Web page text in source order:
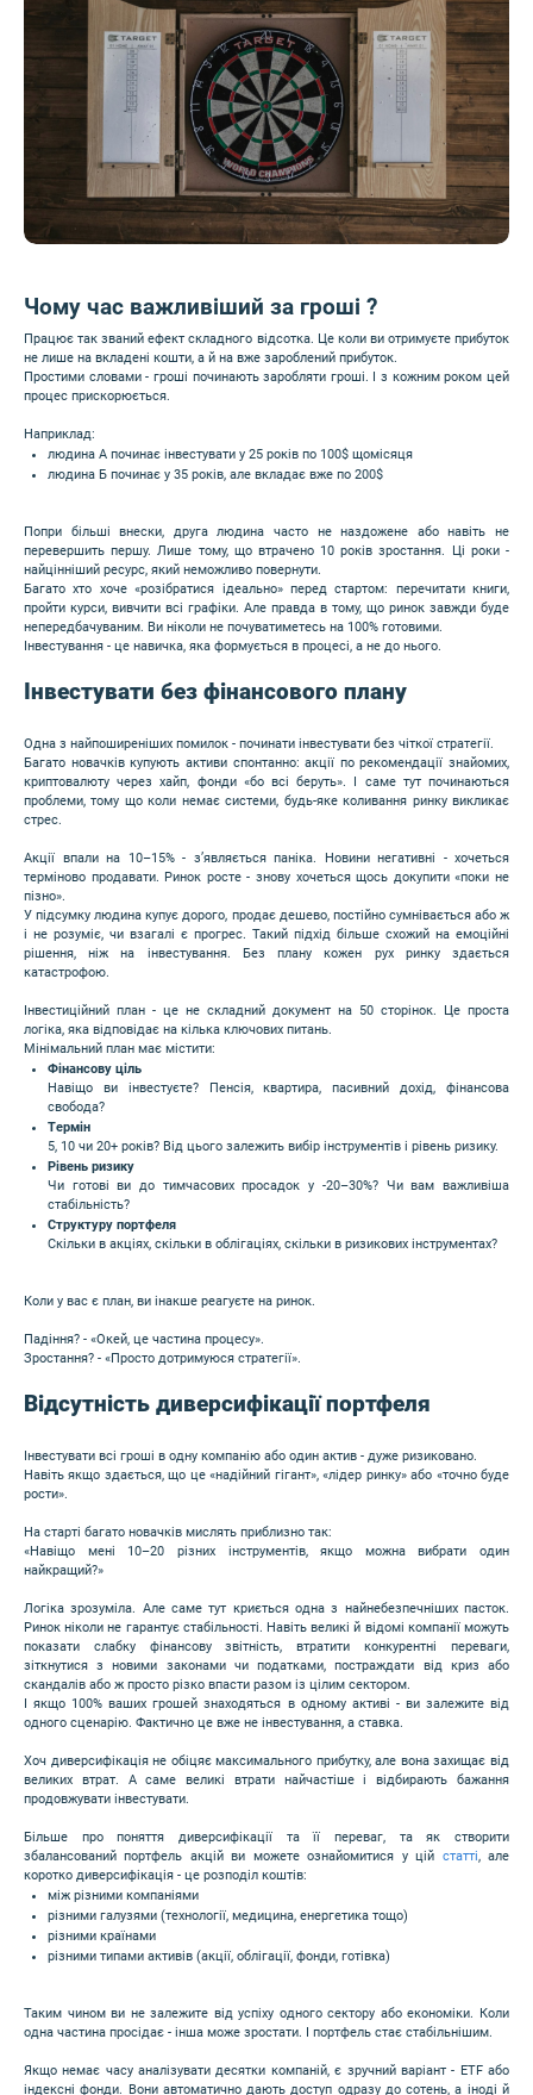
Чому час важливіший за гроші ?
Працює так званий ефект складного відсотка. Це коли ви отримуєте прибуток
не лише на вкладені кошти, а й на вже зароблений прибуток.
Простими словами - гроші починають заробляти гроші. І з кожним роком цей
процес прискорюється.
Наприклад:
людина А починає інвестувати у 25 років по 100$ щомісяця
людина Б починає у 35 років, але вкладає вже по 200$
Попри більші внески, друга людина часто не наздожене або навіть не
перевершить першу. Лише тому, що втрачено 10 років зростання. Ці роки -
найцінніший ресурс, який неможливо повернути.
Багато хто хоче «розібратися ідеально» перед стартом: перечитати книги,
пройти курси, вивчити всі графіки. Але правда в тому, що ринок завжди буде
непередбачуваним. Ви ніколи не почуватиметесь на 100% готовими.
Інвестування - це навичка, яка формується в процесі, а не до нього.
Інвестувати без фінансового плану
Одна з найпоширеніших помилок - починати інвестувати без чіткої стратегії.
Багато новачків купують активи спонтанно: акції по рекомендації знайомих,
криптовалюту через хайп, фонди «бо всі беруть». І саме тут починаються
проблеми, тому що коли немає системи, будь-яке коливання ринку викликає
стрес.
Акції впали на 10–15% - з’являється паніка. Новини негативні - хочеться
терміново продавати. Ринок росте - знову хочеться щось докупити «поки не
пізно».
У підсумку людина купує дорого, продає дешево, постійно сумнівається або ж
і не розуміє, чи взагалі є прогрес. Такий підхід більше схожий на емоційні
рішення, ніж на інвестування. Без плану кожен рух ринку здається
катастрофою.
Інвестиційний план - це не складний документ на 50 сторінок. Це проста
логіка, яка відповідає на кілька ключових питань.
Мінімальний план має містити:
Фінансову ціль
Навіщо ви інвестуєте? Пенсія, квартира, пасивний дохід, фінансова
свобода?
Термін
5, 10 чи 20+ років? Від цього залежить вибір інструментів і рівень ризику.
Рівень ризику
Чи готові ви до тимчасових просадок у -20–30%? Чи вам важливіша
стабільність?
Структуру портфеля
Скільки в акціях, скільки в облігаціях, скільки в ризикових інструментах?
Коли у вас є план, ви інакше реагуєте на ринок.
Падіння? - «Окей, це частина процесу».
Зростання? - «Просто дотримуюся стратегії».
Відсутність диверсифікації портфеля
Інвестувати всі гроші в одну компанію або один актив - дуже ризиковано.
Навіть якщо здається, що це «надійний гігант», «лідер ринку» або «точно буде
рости».
На старті багато новачків мислять приблизно так:
«Навіщо мені 10–20 різних інструментів, якщо можна вибрати один
найкращий?»
Логіка зрозуміла. Але саме тут криється одна з найнебезпечніших пасток.
Ринок ніколи не гарантує стабільності. Навіть великі й відомі компанії можуть
показати слабку фінансову звітність, втратити конкурентні переваги,
зіткнутися з новими законами чи податками, постраждати від криз або
скандалів або ж просто різко впасти разом із цілим сектором.
І якщо 100% ваших грошей знаходяться в одному активі - ви залежите від
одного сценарію. Фактично це вже не інвестування, а ставка.
Хоч диверсифікація не обіцяє максимального прибутку, але вона захищає від
великих втрат. А саме великі втрати найчастіше і відбирають бажання
продовжувати інвестувати.
Більше про поняття диверсифікації та її переваг, та як створити
збалансований портфель акцій ви можете ознайомитися у цій статті, але
коротко диверсифікація - це розподіл коштів:
між різними компаніями
різними галузями (технології, медицина, енергетика тощо)
різними країнами
різними типами активів (акції, облігації, фонди, готівка)
Таким чином ви не залежите від успіху одного сектору або економіки. Коли
одна частина просідає - інша може зростати. І портфель стає стабільнішим.
Якщо немає часу аналізувати десятки компаній, є зручний варіант - ETF або
індексні фонди. Вони автоматично дають доступ одразу до сотень, а іноді й